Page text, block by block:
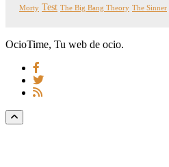
Morty Test The Big Bang Theory The Sinner
OcioTime, Tu web de ocio.